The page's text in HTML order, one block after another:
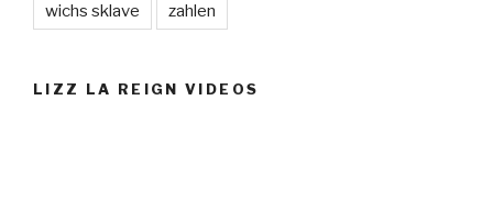
wichs sklave zahlen
LIZZ LA REIGN VIDEOS